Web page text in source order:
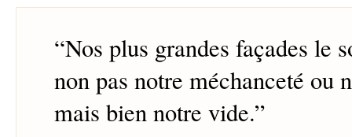
“Nos plus grandes façades le
non pas notre méchanceté ou
mais bien notre vide.”